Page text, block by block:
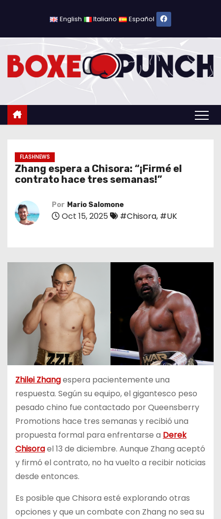
l
English Italiano Español
FLASHNEWS
Zhang espera a Chisora: “¡Firmé el
contrato hace tres semanas!”
Por Mario Salomone
Oct 15, 2025 #Chisora, #UK
Zhilei Zhangespera pacientemente una
respuesta. Según su equipo, el gigantesco peso
pesado chino fue contactado por Queensberry
Promotions hace tres semanas y recibió una
propuesta formal para enfrentarse a Derek
Chisorael 13 de diciembre. Aunque Zhang aceptó
y firmó el contrato, no ha vuelto a recibir noticias
desde entonces.
Es posible que Chisora esté explorando otras
opciones y que un combate con Zhang no sea su